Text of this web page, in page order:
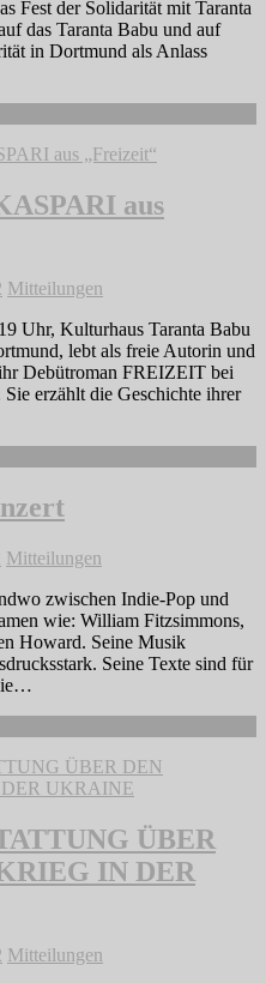
Fest der Solidarität mit Taranta
das Taranta Babu und auf
in Dortmund als Anlass
aus
Mitteilungen
Uhr, Kulturhaus Taranta Babu
lebt als freie Autorin und
Debütroman FREIZEIT bei
erzählt die Geschichte ihrer
Mitteilungen
zwischen Indie-Pop und
wie: William Fitzsimmons,
Howard. Seine Musik
Seine Texte sind für
ÜBER
IN DER
Mitteilungen